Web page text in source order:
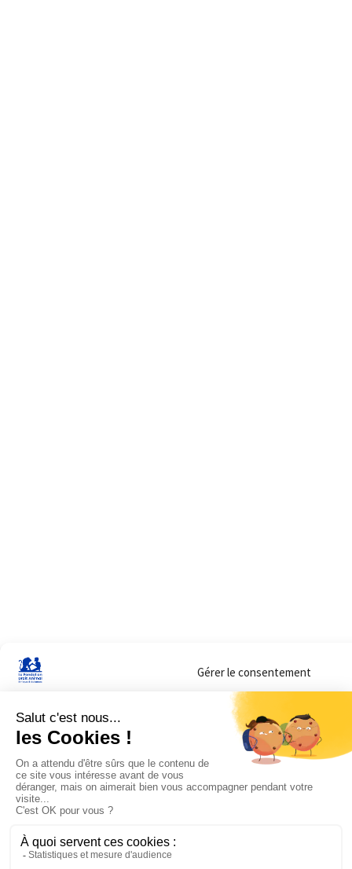
Gérer le consentement
Sur ce site, nous utilisons des cookies pour mesurer notre audience et vous
lorsque vous y consentez. Vous pouvez sélectionner ceux que vous autorisez
navigation.